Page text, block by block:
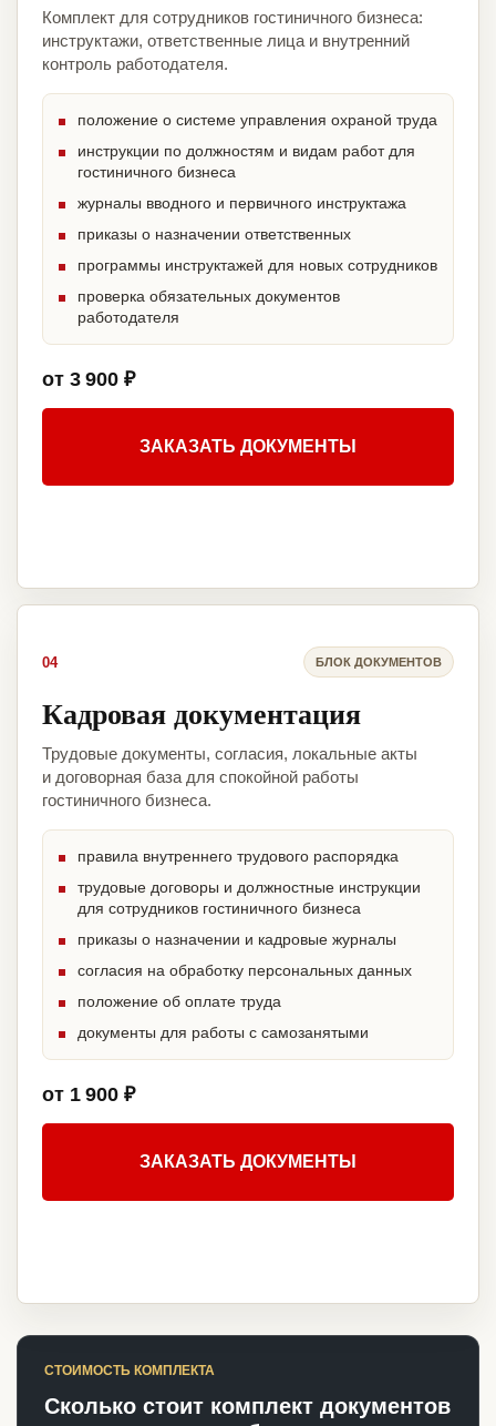
Комплект для сотрудников гостиничного бизнеса:
инструктажи, ответственные лица и внутренний
контроль работодателя.
положение о системе управления охраной труда
инструкции по должностям и видам работ для
гостиничного бизнеса
журналы вводного и первичного инструктажа
приказы о назначении ответственных
программы инструктажей для новых сотрудников
проверка обязательных документов
работодателя
от 3 900 ₽
ЗАКАЗАТЬ ДОКУМЕНТЫ
04 БЛОК ДОКУМЕНТОВ
Кадровая документация
Трудовые документы, согласия, локальные акты
и договорная база для спокойной работы
гостиничного бизнеса.
правила внутреннего трудового распорядка
трудовые договоры и должностные инструкции
для сотрудников гостиничного бизнеса
приказы о назначении и кадровые журналы
согласия на обработку персональных данных
положение об оплате труда
документы для работы с самозанятыми
от 1 900 ₽
ЗАКАЗАТЬ ДОКУМЕНТЫ
СТОИМОСТЬ КОМПЛЕКТА
Сколько стоит комплект документов